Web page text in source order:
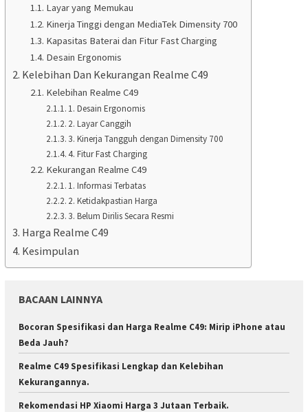
Layar yang Memukau
Kinerja Tinggi dengan MediaTek Dimensity 700
Kapasitas Baterai dan Fitur Fast Charging
Desain Ergonomis
Kelebihan Dan Kekurangan Realme C49
Kelebihan Realme C49
1. Desain Ergonomis
2. Layar Canggih
3. Kinerja Tangguh dengan Dimensity 700
4. Fitur Fast Charging
Kekurangan Realme C49
1. Informasi Terbatas
2. Ketidakpastian Harga
3. Belum Dirilis Secara Resmi
Harga Realme C49
Kesimpulan
BACAAN LAINNYA
Bocoran Spesifikasi dan Harga Realme C49: Mirip iPhone atau
Beda Jauh?
Realme C49 Spesifikasi Lengkap dan Kelebihan
Kekurangannya.
Rekomendasi HP Xiaomi Harga 3 Jutaan Terbaik.